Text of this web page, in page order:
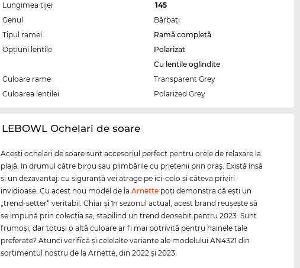
Lungimea tijei
145
Genul
Bărbaţi
Tipul ramei
Ramă completă
Opțiuni lentile
Polarizat
Cu lentile oglindite
Culoare rame
Transparent Grey
Culoarea lentilei
Polarized Grey
‌LEBOWL Ochelari de soare
Aceşti ochelari de soare sunt accesoriul perfect pentru orele de relaxare la
plajă, în drumul către birou sau plimbările cu prietenii prin oraş. Există însă
şi un dezavantaj: cu siguranţă vei atrage pe ici-colo şi câteva priviri
invidioase. Cu acest nou model de laArnette poţi demonstra că eşti un
„trend-setter“ veritabil. Chiar şi în sezonul actual, acest brand reuşeşte să
se impună prin colecţia sa, stabilind un trend deosebit pentru 2023. Sunt
frumoşi, dar totuşi o altă culoare ar fi mai potrivită pentru hainele tale
preferate? Atunci verifică şi celelalte variante ale modelului AN4321 din
sortimentul nostru de la Arnette, din 2022 şi 2023.